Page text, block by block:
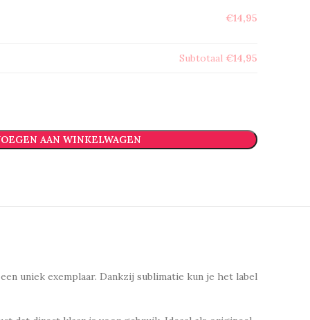
€14,95
Subtotaal €14,95
AAN WINKELWAGEN
uniek exemplaar. Dankzij sublimatie kun je het label